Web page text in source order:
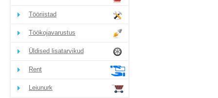
Tööriistad
Töökojavarustus
Üldised lisatarvikud
Rent
Leiunurk